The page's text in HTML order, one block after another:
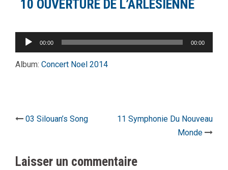
10 OUVERTURE DE L’ARLESIENNE
Lecteur
audio
00:00 00:00
Album: Concert Noel 2014
Navigation
03 Silouan’s Song
11 Symphonie Du Nouveau
Monde
Laisser un commentaire